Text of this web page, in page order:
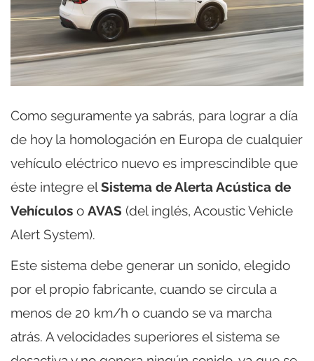
Como seguramente ya sabrás, para lograr a día
de hoy la homologación en Europa de cualquier
vehículo eléctrico nuevo es imprescindible que
éste integre elSistema de Alerta Acústica de
Vehículos o AVAS (del inglés, Acoustic Vehicle
Alert System).
Este sistema debe generar un sonido, elegido
por el propio fabricante, cuando se circula a
menos de 20 km/h o cuando se va marcha
atrás. A velocidades superiores el sistema se